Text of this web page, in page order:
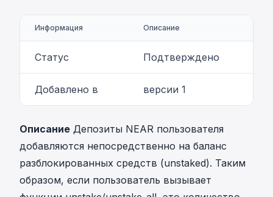
Информация Описание
Статус Подтверждено
Добавлено в версии 1
Описание Депозиты NEAR пользователя
добавляются непосредственно на баланс
разблокированных средств (unstaked). Таким
образом, если пользователь вызывает